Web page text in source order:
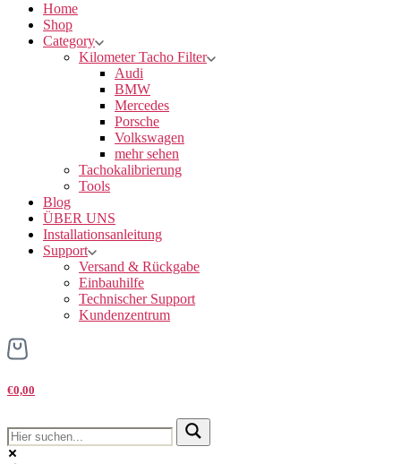
Home
Shop
Category
Kilometer Tacho Filter
Audi
BMW
Mercedes
Porsche
Volkswagen
mehr sehen
Tachokalibrierung
Tools
Blog
ÜBER UNS
Installationsanleitung
Support
Versand & Rückgabe
Einbauhilfe
Technischer Support
Kundenzentrum
€0,00